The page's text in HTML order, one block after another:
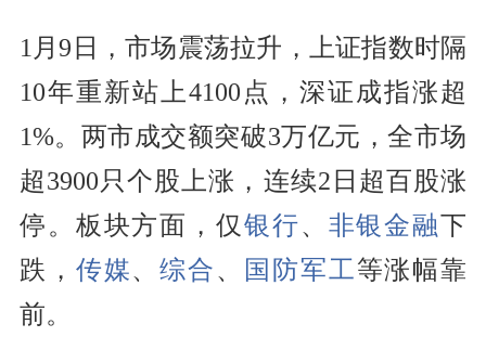
1月9日，市场震荡拉升，上证指数时隔
10年重新站上4100点，深证成指涨超
1%。两市成交额突破3万亿元，全市场
超3900只个股上涨，连续2日超百股涨
停。板块方面，仅银行、 非银金融下
跌， 传媒、综合、 国防军工等涨幅靠
前。